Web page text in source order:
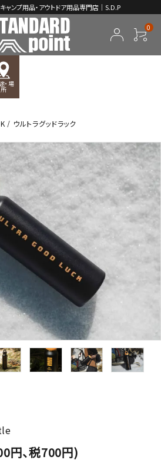
ンプ用品・アウトドア用品専門店｜S.D.P
0
・場
所
新規会員登録
/ ウルトラグッドラック
円、税700円)